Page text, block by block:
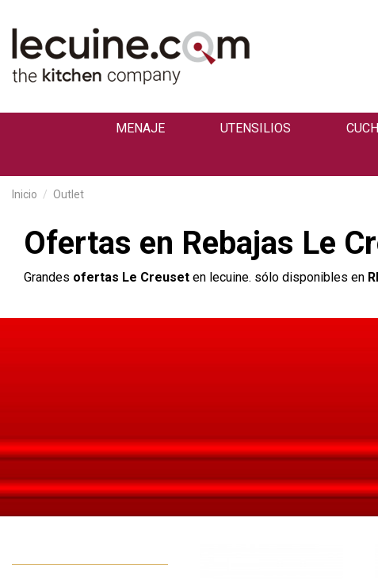
MENAJE UTENSILIOS
Inicio Outlet
Ofertas en Rebajas Le
Grandes ofertas Le Creuset en lecuine. sólo disponibles en